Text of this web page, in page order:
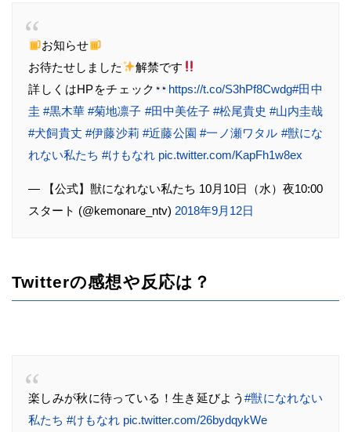
お知らせ
お待たせしました
解禁です
詳しくはHPをチェック
https://t.co/S3hPf8Cwdg#田中
圭 #黒木華 #菊地凛子 #田中美佐子 #松尾貴史 #山内圭哉
#犬飼貴丈 #伊藤沙莉 #近藤公園 #一ノ瀬ワタル #獣にな
れない私たち #けもなれ pic.twitter.com/KapFh1w8ex
— 【公式】獣になれない私たち 10月10日（水）夜10:00
スタート (@kemonare_ntv) 2018年9月12日
Twitterの感想や反応は？
楽しみが秋に待っている！生き延びよう #獣になれない
私たち #けもなれ pic.twitter.com/26bydqykWe